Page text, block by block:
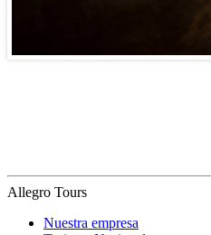
Allegro Tours
Nuestra empresa